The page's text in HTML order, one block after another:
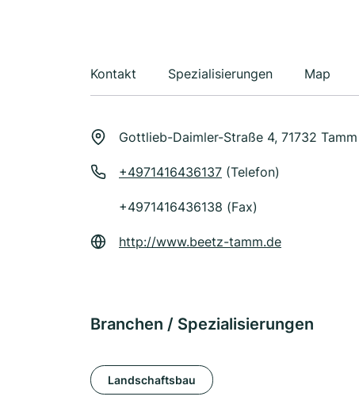
Kontakt Spezialisierungen Map
Gottlieb-Daimler-Straße 4, 71732 Tamm
+4971416436137 (Telefon)
+4971416436138 (Fax)
http://www.beetz-tamm.de
Branchen / Spezialisierungen
Landschaftsbau